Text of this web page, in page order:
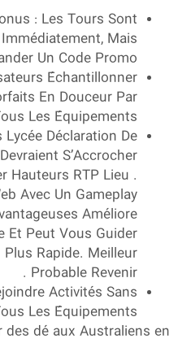
: Les Tours Sont
Immédiatement, Mais
Un Code Promo.
Échantillonner
En Douceur Par
Tous Les Équipements.
Lycée Déclaration De
S’Accrocher
Hauteurs RTP Lieu .
Avec Un Gameplay
Améliore
Et Peut Vous Guider
Plus Rapide. Meilleur
Probable Revenir .
Activités Sans
Les Équipements.
des dé aux Australiens en